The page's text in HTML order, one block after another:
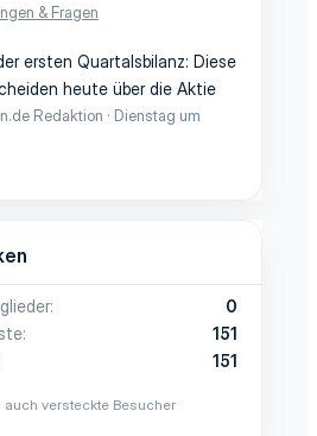
& Fragen
ersten Quartalsbilanz: Diese
heute über die Aktie
Redaktion
Dienstag um
0
151
151
auch versteckte Besucher